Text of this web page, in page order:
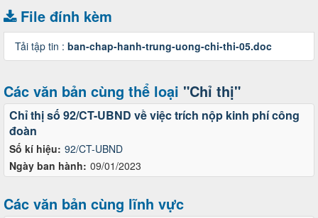
File đính kèm
Tải tập tin : ban-chap-hanh-trung-uong-chi-thi-05.doc
Các văn bản cùng thể loại "Chỉ thị"
Số kí hiệu: 92/CT-UBND
Ngày ban hành: 09/01/2023
Chỉ thị số 92/CT-UBND về việc trích nộp kinh phí công
đoàn
Các văn bản cùng lĩnh vực